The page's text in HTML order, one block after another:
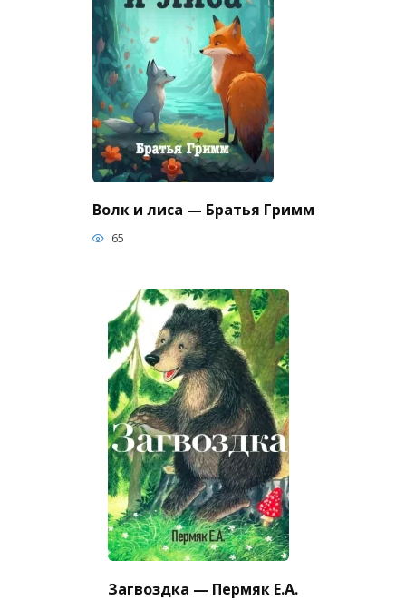
Волк и лиса — Братья Гримм
65
Загвоздка — Пермяк Е.А.